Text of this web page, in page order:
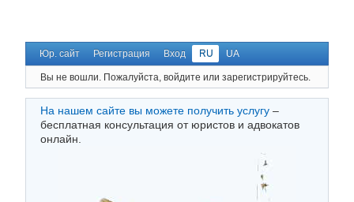
Юр. сайт Регистрация Вход RU UA
Вы не вошли. Пожалуйста, войдите или зарегистрируйтесь.
На нашем сайте вы можете получить услугу –
бесплатная консультация от юристов и адвокатов
онлайн.